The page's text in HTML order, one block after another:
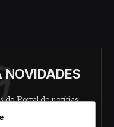
NOVIDADES
do Portal de notícias